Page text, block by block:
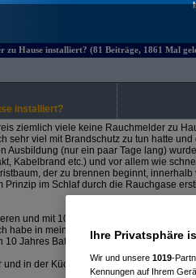
zu Hause installiert? (81 Beiträge, 1861 Mal
installiert?
ziemlich viele keine Rauchmelder zu
sehr viel mit Brandschutz zu tun hatte und
Ausbildung (nur ein paar Tage lang)
Kabelbrand etc.) und vor allem wie
der zu brennen beginnt,
im Schlaf durch die Rauchgase
und mit 10 Jahres Batterie hat man
habe in meiner eher kleinen Wohnung 3
10 Jahres Batterie-Meldern in den letzten
in der Küche ein Fettbrandlöscher.
Ihre Privatsphäre
Wir und unsere 1019-
Kennungen auf Ihrem